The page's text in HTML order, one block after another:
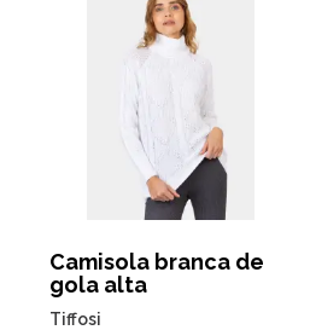
Camisola branca de
gola alta
Tiffosi